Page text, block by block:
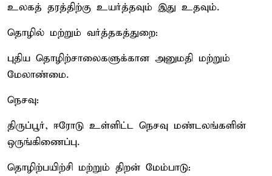
உலகத் தரத்திற்கு உயர்த்தவும் இது உதவும்.
தொழில் மற்றும் வர்த்தகத்துறை:
புதிய தொழிற்சாலைகளுக்கான அனுமதி மற்றும்
மேலாண்மை.
நெசவு:
திருப்பூர், ஈரோடு உள்ளிட்ட நெசவு மண்டலங்களின்
ஒருங்கிணைப்பு.
தொழிற்பயிற்சி மற்றும் திறன் மேம்பாடு: